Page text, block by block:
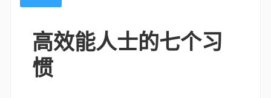
高效能人士的七个习
惯